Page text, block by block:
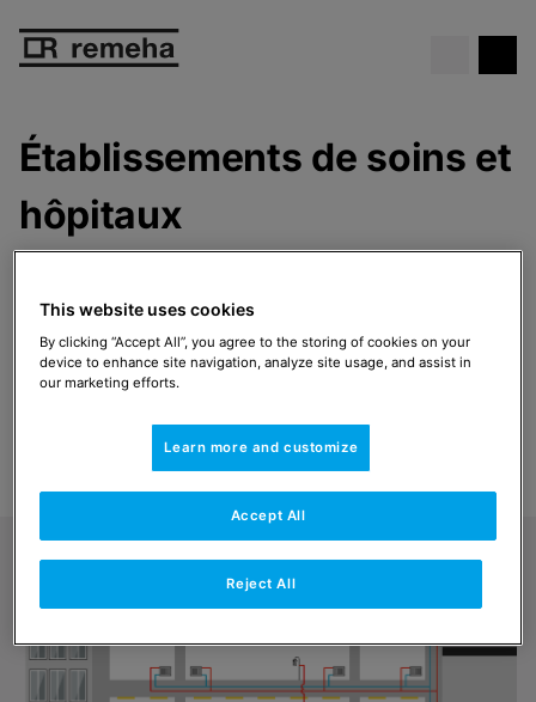
Chaudière gratuite
pas cette offre exceptionnelle !
Voir l’offre
Établissements de soins et
hôpitaux
7j/7
La fiabilité opérationnelle est en tête de liste des
priorités. Les établissements de soins comprennent
des hébergements, des salles d'opération et doivent
fournir de l'eau chaude sanitaire en grande quantité,
de préférence à l'épreuve des légionelles.
This website uses cookies
By clicking “Accept All”, you agree to the storing of cookies on your
device to enhance site navigation, analyze site usage, and assist in
our marketing efforts.
Learn more and customize
Reject All
Accept All